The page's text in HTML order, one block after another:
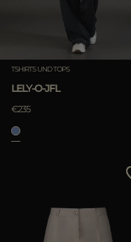
TSHIRTS UND TOPS
LELY-O-JFL
€235